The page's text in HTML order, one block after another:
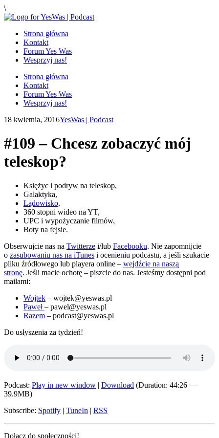
\
Strona główna
Kontakt
Forum Yes Was
Wesprzyj nas!
Strona główna
Kontakt
Forum Yes Was
Wesprzyj nas!
18 kwietnia, 2016YesWas | Podcast
#109 – Chcesz zobaczyć mój
teleskop?
Księżyc i podryw na teleskop,
Galaktyka,
Lądowisko,
360 stopni wideo na YT,
UPC i wypożyczanie filmów,
Boty na fejsie.
Obserwujcie nas na Twitterze i/lub Facebooku. Nie zapomnijcie
o zasubowaniu nas na iTunes i ocenieniu podcastu, a jeśli szukacie
pliku źródłowego lub playera online – wejdźcie na naszą
stronę. Jeśli macie ochotę – piszcie do nas. Jesteśmy dostępni pod
mailami:
Wojtek – wojtek@yeswas.pl
Paweł– pawel@yeswas.pl
Razem – podcast@yeswas.pl
Do usłyszenia za tydzień!
Podcast: Play in new window | Download (Duration: 44:26 —
39.9MB)
Subscribe: Spotify | TuneIn | RSS
Dołącz do społeczności!